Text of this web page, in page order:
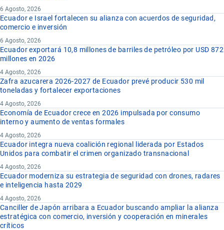
6 Agosto, 2026
Ecuador e Israel fortalecen su alianza con acuerdos de seguridad,
comercio e inversión
6 Agosto, 2026
Ecuador exportará 10,8 millones de barriles de petróleo por USD 872
millones en 2026
4 Agosto, 2026
Zafra azucarera 2026-2027 de Ecuador prevé producir 530 mil
toneladas y fortalecer exportaciones
4 Agosto, 2026
Economía de Ecuador crece en 2026 impulsada por consumo
interno y aumento de ventas formales
4 Agosto, 2026
Ecuador integra nueva coalición regional liderada por Estados
Unidos para combatir el crimen organizado transnacional
4 Agosto, 2026
Ecuador moderniza su estrategia de seguridad con drones, radares
e inteligencia hasta 2029
4 Agosto, 2026
Canciller de Japón arribara a Ecuador buscando ampliar la alianza
estratégica con comercio, inversión y cooperación en minerales
críticos